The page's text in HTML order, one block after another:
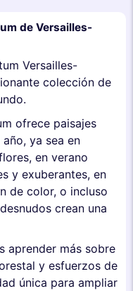
de Versailles-
Versailles-
colección de
ofrece paisajes
ya sea en
en verano
y exuberantes, en
de color, o incluso
crean una
aprender más sobre
y esfuerzos de
única para ampliar